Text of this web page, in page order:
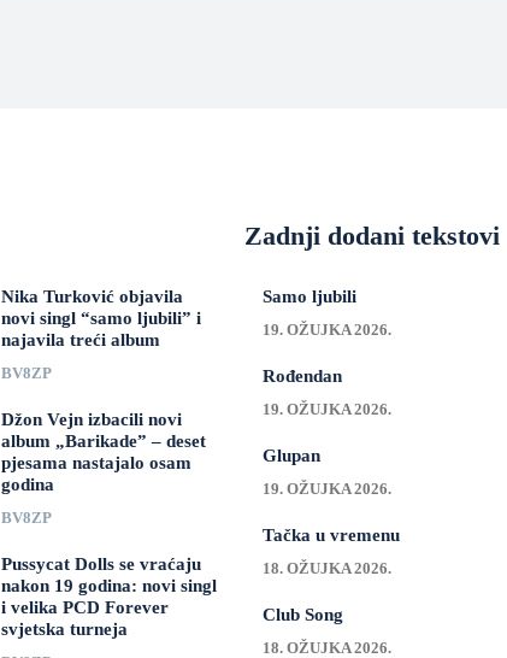
Nika Turković objavila
novi singl “samo ljubili” i
najavila treći album
BV8ZP
Džon Vejn izbacili novi
album „Barikade” – deset
pjesama nastajalo osam
godina
BV8ZP
Pussycat Dolls se vraćaju
nakon 19 godina: novi singl
i velika PCD Forever
svjetska turneja
Zadnji dodani tekstovi
Samo ljubili
19. OŽUJKA 2026.
Rođendan
19. OŽUJKA 2026.
Glupan
19. OŽUJKA 2026.
Tačka u vremenu
18. OŽUJKA 2026.
Club Song
18. OŽUJKA 2026.